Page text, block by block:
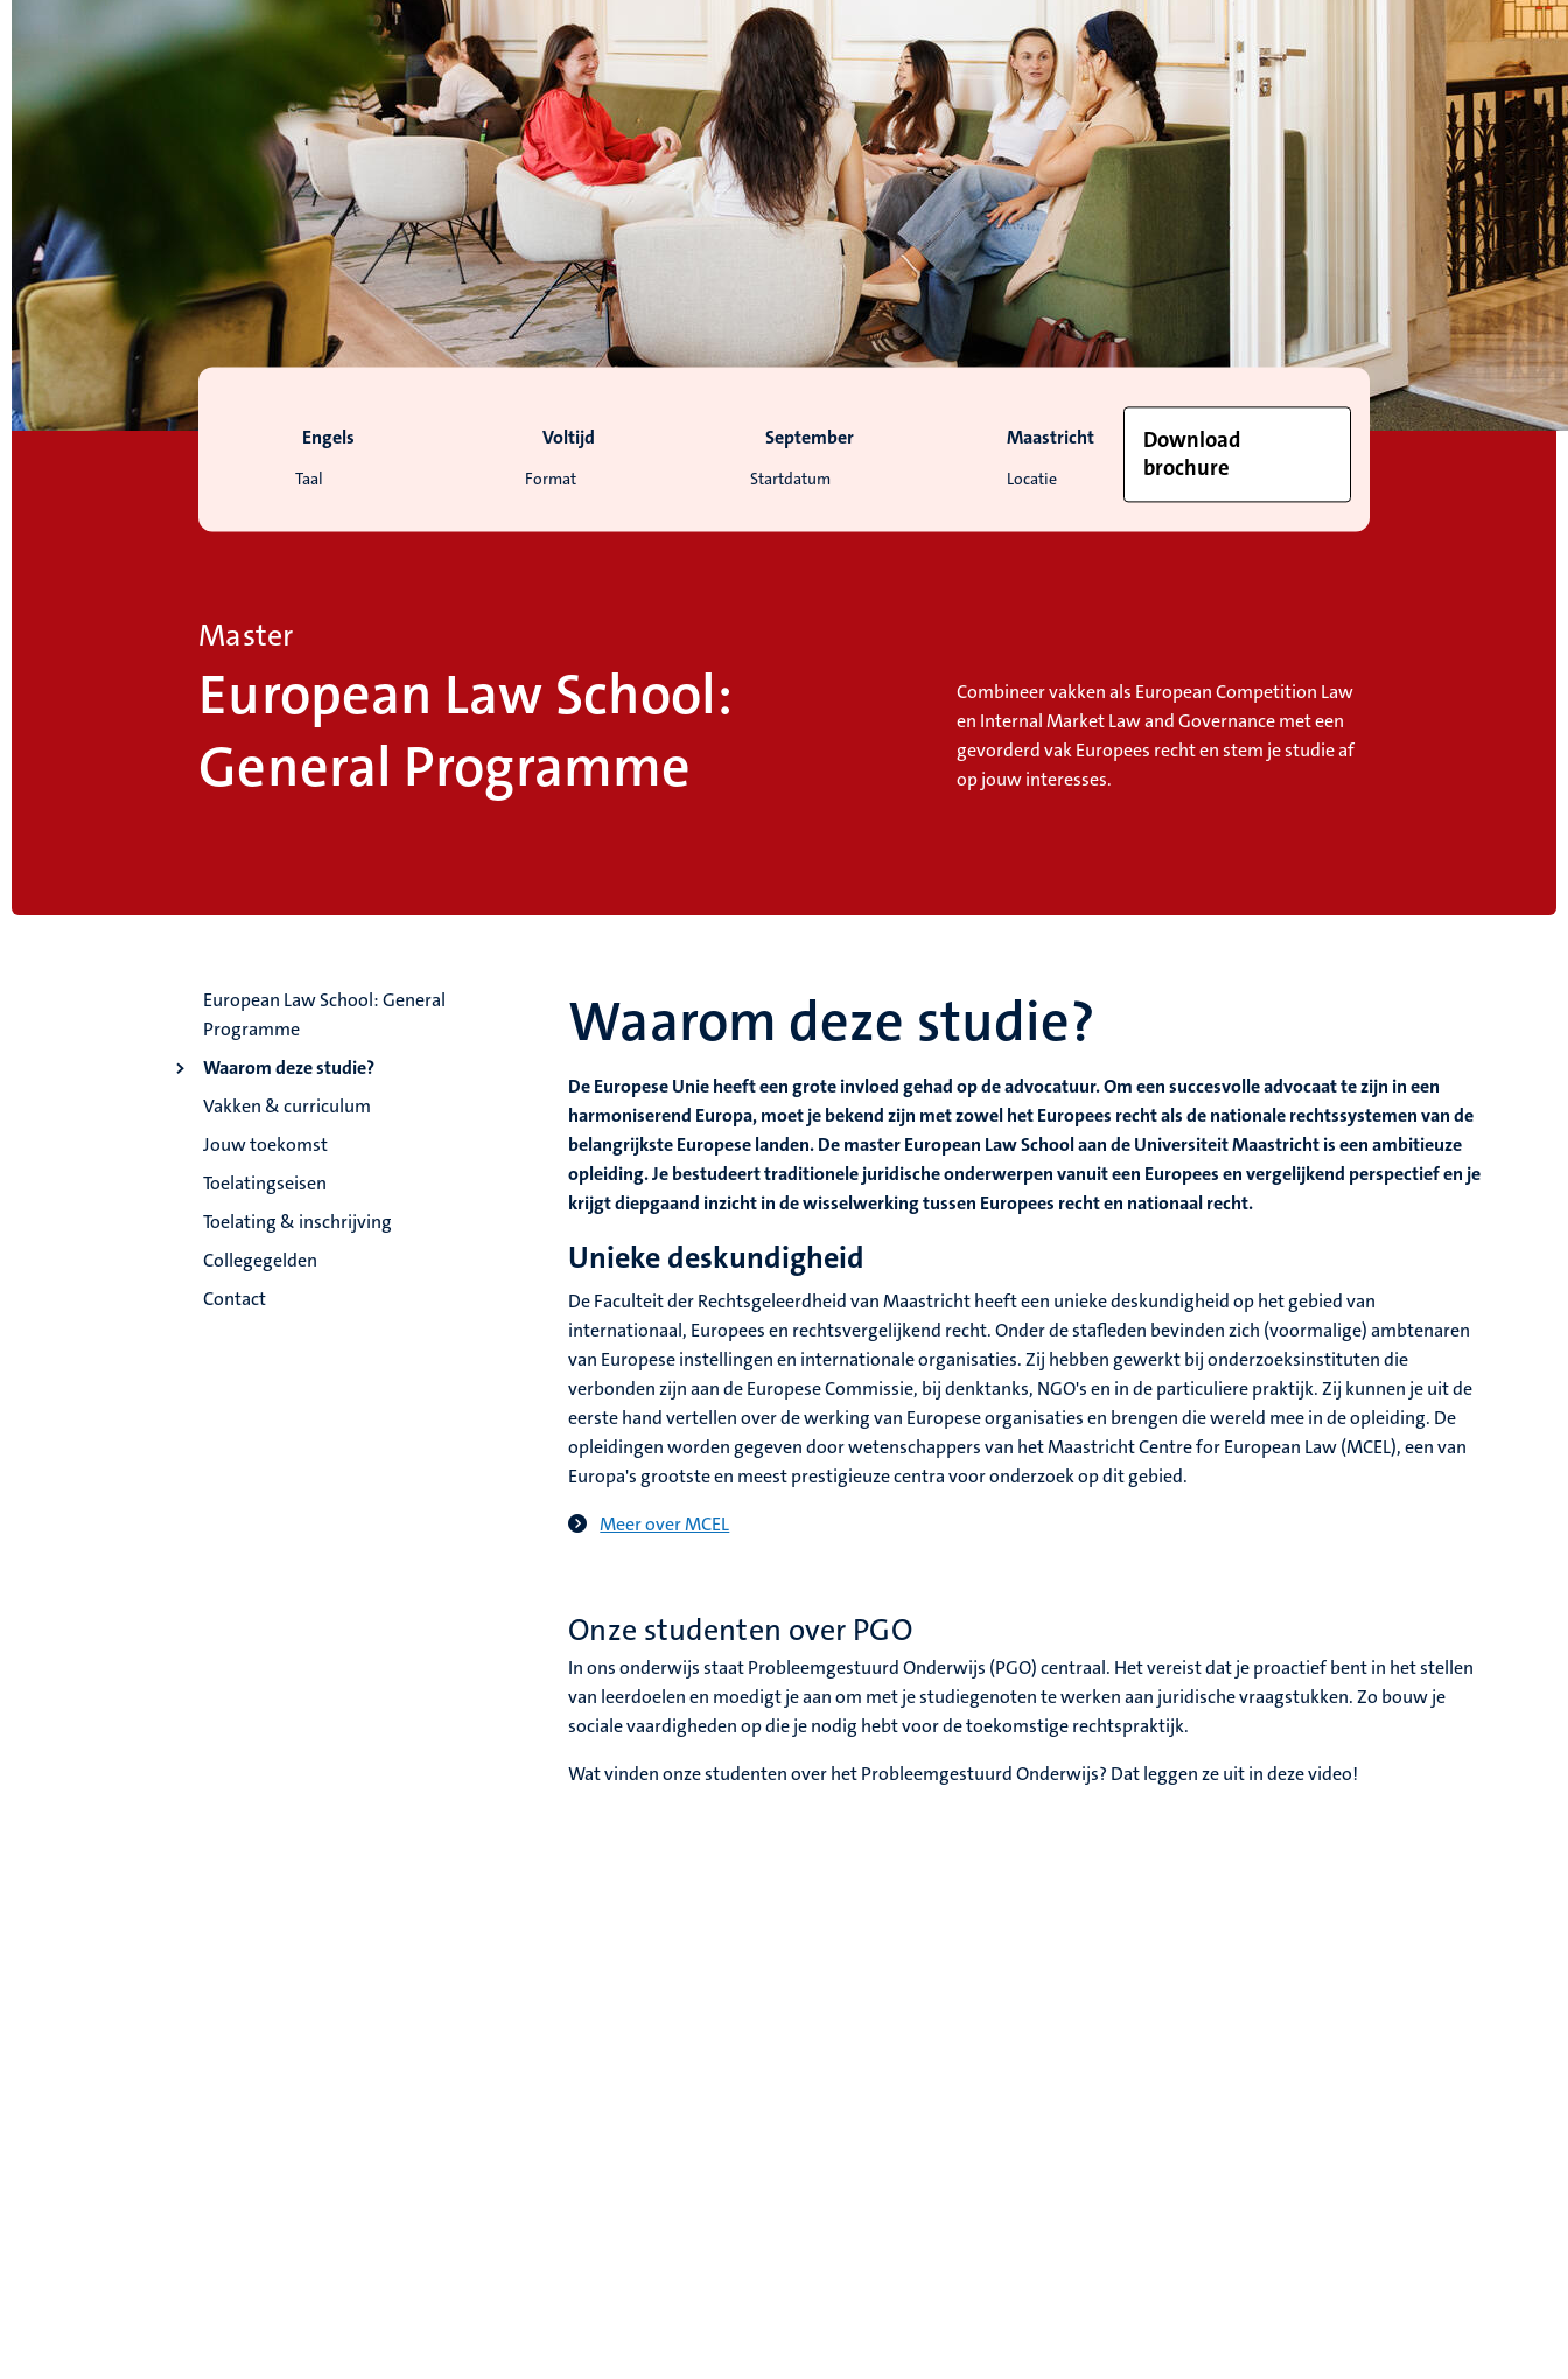
Taal
Engels
Format
Voltijd
Startdatum
September
Locatie
Maastricht
Download
brochure
Master
European Law School:
General Programme
Combineer vakken als European Competition Law
en Internal Market Law and Governance met een
gevorderd vak Europees recht en stem je studie af
op jouw interesses.
European Law School: General
Programme
Waarom deze studie?
Vakken & curriculum
Jouw toekomst
Toelatingseisen
Toelating & inschrijving
Collegegelden
Contact
Waarom deze studie?
De Europese Unie heeft een grote invloed gehad op de advocatuur. Om een succesvolle advocaat te zijn in een
harmoniserend Europa, moet je bekend zijn met zowel het Europees recht als de nationale rechtssystemen van de
belangrijkste Europese landen. De master European Law School aan de Universiteit Maastricht is een ambitieuze
opleiding. Je bestudeert traditionele juridische onderwerpen vanuit een Europees en vergelijkend perspectief en je
krijgt diepgaand inzicht in de wisselwerking tussen Europees recht en nationaal recht.
Unieke deskundigheid
De Faculteit der Rechtsgeleerdheid van Maastricht heeft een unieke deskundigheid op het gebied van
internationaal, Europees en rechtsvergelijkend recht. Onder de stafleden bevinden zich (voormalige) ambtenaren
van Europese instellingen en internationale organisaties. Zij hebben gewerkt bij onderzoeksinstituten die
verbonden zijn aan de Europese Commissie, bij denktanks, NGO's en in de particuliere praktijk. Zij kunnen je uit de
eerste hand vertellen over de werking van Europese organisaties en brengen die wereld mee in de opleiding. De
opleidingen worden gegeven door wetenschappers van het Maastricht Centre for European Law (MCEL), een van
Europa's grootste en meest prestigieuze centra voor onderzoek op dit gebied.
Meer over MCEL
Onze studenten over PGO
In ons onderwijs staat Probleemgestuurd Onderwijs (PGO) centraal. Het vereist dat je proactief bent in het stellen
van leerdoelen en moedigt je aan om met je studiegenoten te werken aan juridische vraagstukken. Zo bouw je
sociale vaardigheden op die je nodig hebt voor de toekomstige rechtspraktijk.
Wat vinden onze studenten over het Probleemgestuurd Onderwijs? Dat leggen ze uit in deze video!